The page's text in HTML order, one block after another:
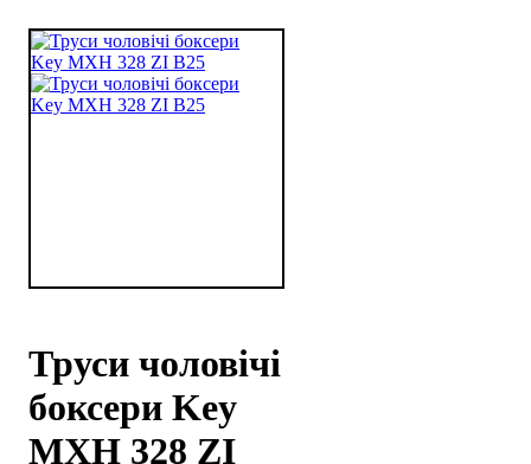
Труси чоловічі
боксери Key
MXH 328 ZI